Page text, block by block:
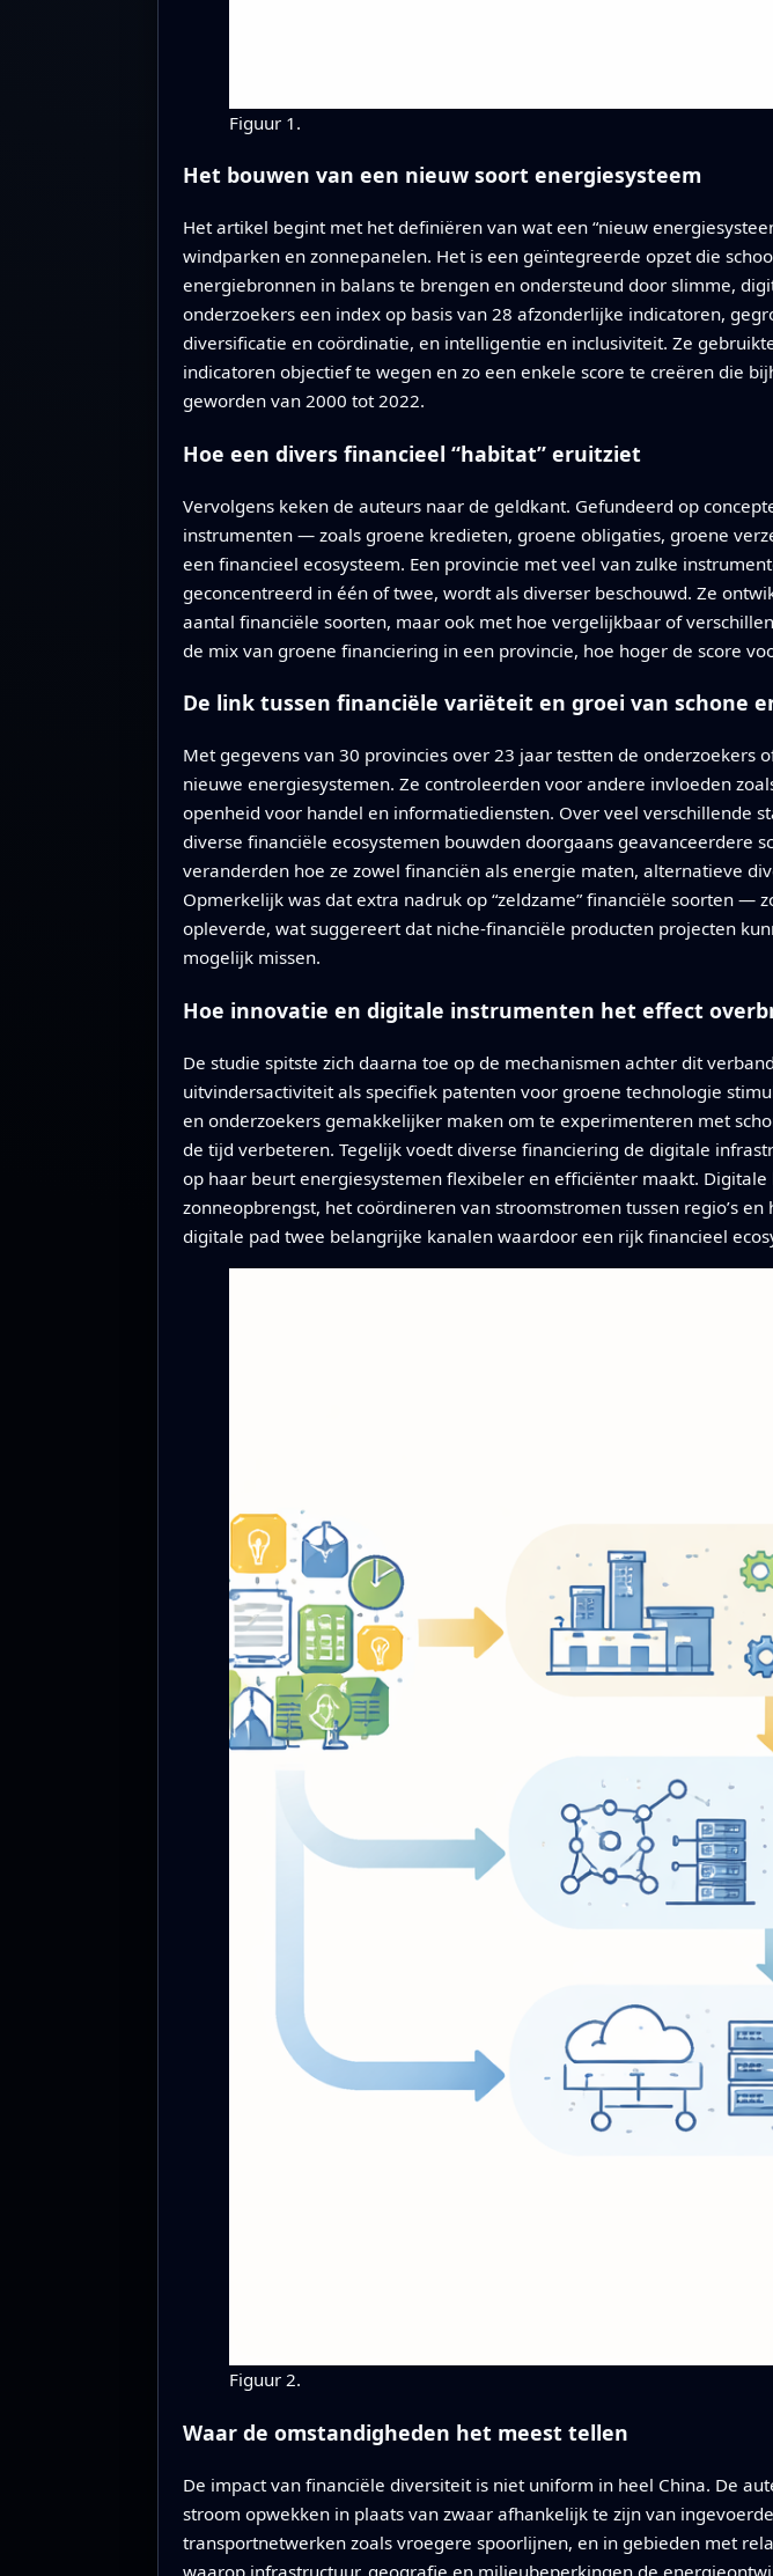
Figuur 1.
Het bouwen van een nieuw soort energiesysteem
Het artikel begint met het definiëren van wat een “nieuw
windparken en zonnepanelen. Het is een geïntegreerde opzet die
energiebronnen in balans te brengen en ondersteund door slimme,
onderzoekers een index op basis van 28 afzonderlijke indicatoren,
diversificatie en coördinatie, en intelligentie en inclusiviteit. Ze
indicatoren objectief te wegen en zo een enkele score te creëren die
geworden van 2000 tot 2022.
Hoe een divers financieel “habitat” eruitziet
Vervolgens keken de auteurs naar de geldkant. Gefundeerd op
instrumenten — zoals groene kredieten, groene obligaties, groene
een financieel ecosysteem. Een provincie met veel van zulke
geconcentreerd in één of twee, wordt als diverser beschouwd. Ze
aantal financiële soorten, maar ook met hoe vergelijkbaar of
de mix van groene financiering in een provincie, hoe hoger de score
De link tussen financiële variëteit en groei van schone
Met gegevens van 30 provincies over 23 jaar testten de
nieuwe energiesystemen. Ze controleerden voor andere invloeden
openheid voor handel en informatiediensten. Over veel verschillende
diverse financiële ecosystemen bouwden doorgaans geavanceerdere
veranderden hoe ze zowel financiën als energie maten, alternatieve
Opmerkelijk was dat extra nadruk op “zeldzame” financiële soorten
opleverde, wat suggereert dat niche-financiële producten projecten
mogelijk missen.
Hoe innovatie en digitale instrumenten het effect
De studie spitste zich daarna toe op de mechanismen achter dit
uitvindersactiviteit als specifiek patenten voor groene technologie
en onderzoekers gemakkelijker maken om te experimenteren met
de tijd verbeteren. Tegelijk voedt diverse financiering de digitale
op haar beurt energie­systemen flexibeler en efficiënter maakt.
zonneopbrengst, het coördineren van stroomstromen tussen regio’s
digitale pad twee belangrijke kanalen waardoor een rijk financieel
Figuur 2.
Waar de omstandigheden het meest tellen
De impact van financiële diversiteit is niet uniform in heel China. De
stroom opwekken in plaats van zwaar afhankelijk te zijn van
transportnetwerken zoals vroegere spoorlijnen, en in gebieden met
waarop infrastructuur, geografie en milieubeperkingen de